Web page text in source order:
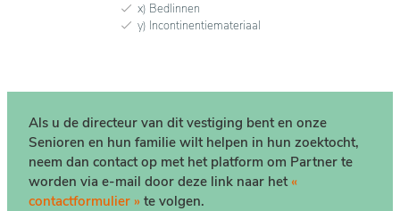
x) Bedlinnen
y) Incontinentiemateriaal
Als u de directeur van dit vestiging bent en onze
Senioren en hun familie wilt helpen in hun zoektocht,
neem dan contact op met het platform om Partner te
worden via e-mail door deze link naar het «
contactformulier » te volgen.